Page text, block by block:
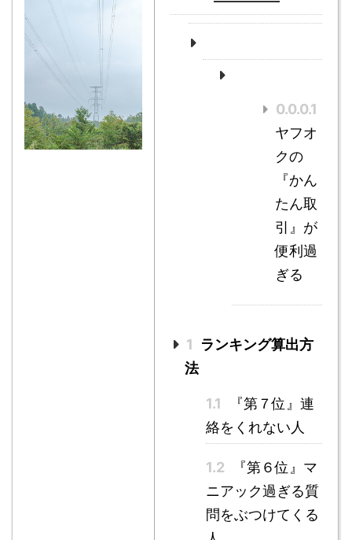
0.0.0.1
ヤフオ
クの
『かん
たん取
引』が
便利過
ぎる
1
ランキング算出方
法
1.1
『第７位』連
絡をくれない人
1.2
『第６位』マ
ニアック過ぎる質
問をぶつけてくる